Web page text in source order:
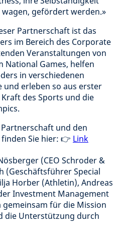
gefördert werden.»
Partnerschaft ist das
im Bereich des Corporate
Veranstaltungen von
National Games, helfen
in verschiedenen
und erleben so aus erster
des Sports und die
und den
Sie hier: 👉 Link
(CEO Schroder &
(Geschäftsführer Special
Horber (Athletin), Andreas
Investment Management
gemeinsam für die Mission
die Unterstützung durch